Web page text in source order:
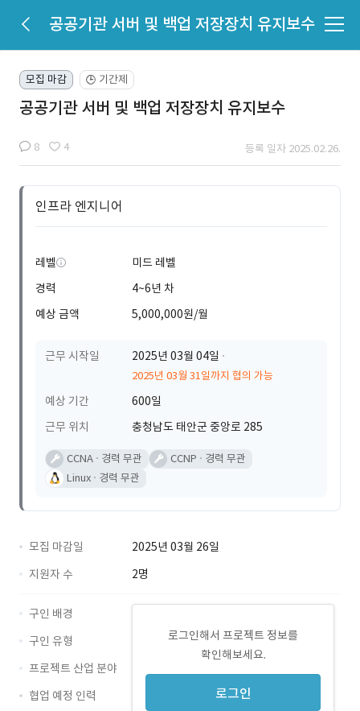
공공기관 서버 및 백업 저장장치 유지보수
모집 마감 🕒 기간제
공공기관 서버 및 백업 저장장치 유지보수
8 4 등록 일자 2025.02.26.
인프라 엔지니어
레벨
미드 레벨
경력
4~6년 차
예상 금액
5,000,000원/월
근무 시작일 2025년 03월 04일
2025년 03월 31일까지 협의 가능
예상 기간
600일
근무 위치
충청남도 태안군 중앙로 285
CCNA 경력 무관 CCNP
경력 무관
Linux
경력 무관
모집 마감일
2025년 03월 26일
지원자 수
2명
로그인해서 프로젝트 정보를
확인해보세요.
로그인
구인 배경
구인 유형
프로젝트 산업 분야
협업 예정 인력